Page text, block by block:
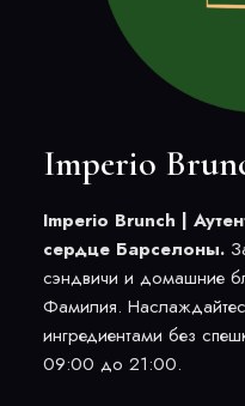
Imperio
Imperio Brunch |
сердце Барселоны.
сэндвичи и домашние
Фамилия.
ингредиентами без
09:00 до 21:00.